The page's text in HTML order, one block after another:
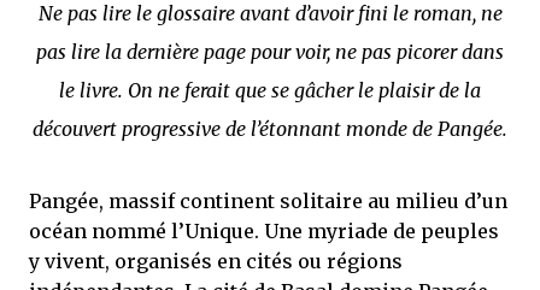
Ne pas lire le glossaire avant d’avoir fini le roman, ne
pas lire la dernière page pour voir, ne pas picorer dans
le livre. On ne ferait que se gâcher le plaisir de la
découvert progressive de l’étonnant monde de Pangée.
Pangée, massif continent solitaire au milieu d’un
océan nommé l’Unique. Une myriade de peuples
y vivent, organisés en cités ou régions